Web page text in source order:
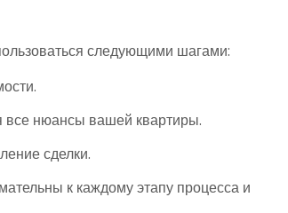
следующими шагами:
все нюансы вашей квартиры.
сделки.
к каждому этапу процесса и